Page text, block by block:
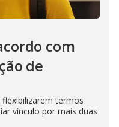
com
de
termos
vínculo por mais duas